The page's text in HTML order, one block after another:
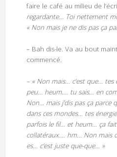
faire le café au milieu de
regardante… Toi nettement
« Non mais je ne dis pas ça
– Bah dis-le. Va au bout
commencé.
– « Non mais… c’est que…
peu… heum…. tu sais… en
Non… mais j’dis pas ça parce
dans ces mondes… tes
parfois le fil… et heum… ça
collatéraux…. hm… Non mais
es… c’est juste que-que… »